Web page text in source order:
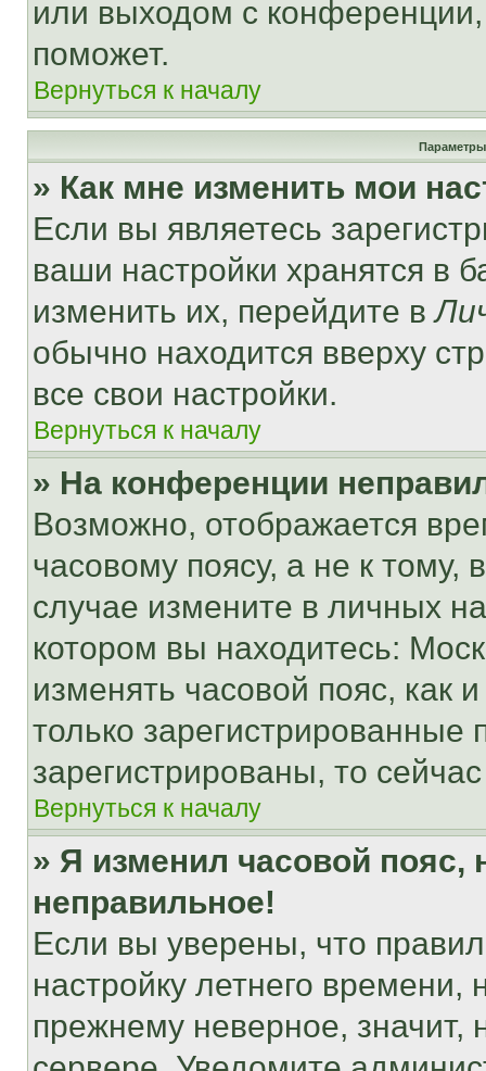
или выходом с
поможет.
Вернуться к началу
Параметры
» Как мне изменить мои
Если вы являетесь
ваши настройки хранятся в
изменить их, перейдите в
обычно находится вверху
все свои настройки.
Вернуться к началу
» На конференции
Возможно, отображается
часовому поясу, а не к тому,
случае измените в личных
котором вы находитесь:
изменять часовой пояс, как
только
зарегистрированы, то
Вернуться к началу
» Я изменил часовой пояс,
неправильное!
Если вы уверены, что
настройку летнего
прежнему неверное, значит,